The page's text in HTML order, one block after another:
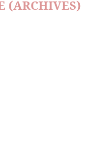
(ARCHIVES)